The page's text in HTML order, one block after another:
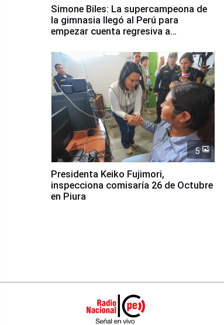
Simone Biles: La supercampeona de
la gimnasia llegó al Perú para
empezar cuenta regresiva a
5
Presidenta Keiko Fujimori,
inspecciona comisaría 26 de Octubre
en Piura